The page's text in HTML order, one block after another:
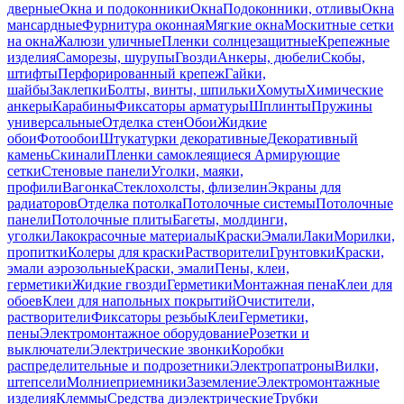
дверныеОкна и подоконникиОкнаПодоконники, отливыОкна
мансардныеФурнитура оконнаяМягкие окнаМоскитные сетки
на окнаЖалюзи уличныеПленки солнцезащитныеКрепежные
изделияСаморезы, шурупыГвоздиАнкеры, дюбелиСкобы,
штифтыПерфорированный крепежГайки,
шайбыЗаклепкиБолты, винты, шпилькиХомутыХимические
анкерыКарабиныФиксаторы арматурыШплинтыПружины
универсальныеОтделка стенОбоиЖидкие
обоиФотообоиШтукатурки декоративныеДекоративный
каменьСкиналиПленки самоклеящиеся Армирующие
сеткиСтеновые панелиУголки, маяки,
профилиВагонкаСтеклохолсты, флизелинЭкраны для
радиаторовОтделка потолкаПотолочные системыПотолочные
панелиПотолочные плитыБагеты, молдинги,
уголкиЛакокрасочные материалыКраскиЭмалиЛакиМорилки,
пропиткиКолеры для краскиРастворителиГрунтовкиКраски,
эмали аэрозольныеКраски, эмалиПены, клеи,
герметикиЖидкие гвоздиГерметикиМонтажная пенаКлеи для
обоевКлеи для напольных покрытийОчистители,
растворителиФиксаторы резьбыКлеиГерметики,
пеныЭлектромонтажное оборудованиеРозетки и
выключателиЭлектрические звонкиКоробки
распределительные и подрозетникиЭлектропатроныВилки,
штепселиМолниеприемникиЗаземлениеЭлектромонтажные
изделияКлеммыСредства диэлектрическиеТрубки